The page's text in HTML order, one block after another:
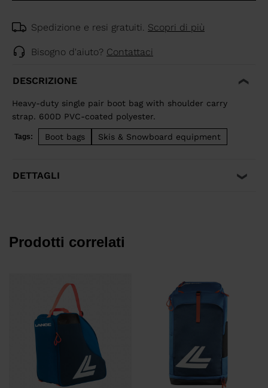
Spedizione e resi gratuiti. Scopri di più
Bisogno d'aiuto? Contattaci
DESCRIZIONE
Heavy-duty single pair boot bag with shoulder carry
strap. 600D PVC-coated polyester.
Tags: Boot bags Skis & Snowboard equipment
DETTAGLI
Prodotti correlati